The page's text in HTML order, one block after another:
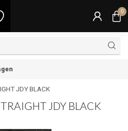
0
JDY BLACK
JDY BLACK